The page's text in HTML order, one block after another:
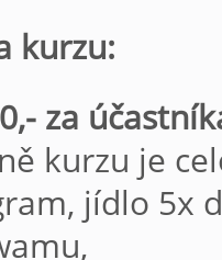
kurzu:
za
kurzu je
jídlo 5x